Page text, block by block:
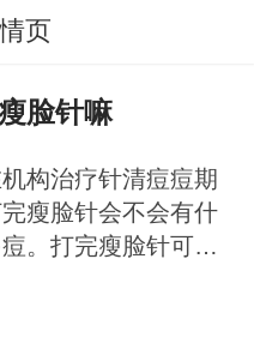
页
脸针嘛
构治疗针清痘痘期
瘦脸针会不会有什
。打完瘦脸针可以